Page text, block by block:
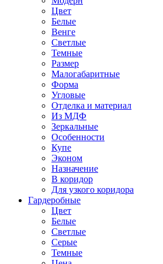
Цвет
Белые
Венге
Светлые
Темные
Размер
Малогабаритные
Форма
Угловые
Отделка и материал
Из МДФ
Зеркальные
Особенности
Купе
Эконом
Назначение
В коридор
Для узкого коридора
Гардеробные
Цвет
Белые
Светлые
Серые
Темные